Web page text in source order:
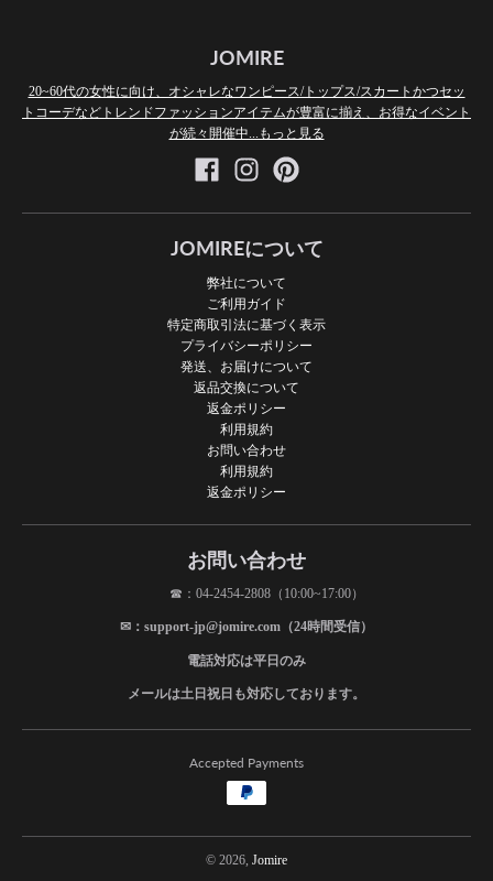
JOMIRE
20~60代の女性に向け、オシャレなワンピース/トップス/スカートかつセッ
トコーデなどトレンドファッションアイテムが豊富に揃え、お得なイベント
が続々開催中...もっと見る
JOMIREについて
弊社について
ご利用ガイド
特定商取引法に基づく表示
プライバシーポリシー
発送、お届けについて
返品交換について
返金ポリシー
利用規約
お問い合わせ
利用規約
返金ポリシー
お問い合わせ
☎：04-2454-2808（10:00~17:00）
✉：support-jp@jomire.com（24時間受信）
電話対応は平日のみ
メールは土日祝日も対応しております。
Accepted Payments
© 2026, Jomire